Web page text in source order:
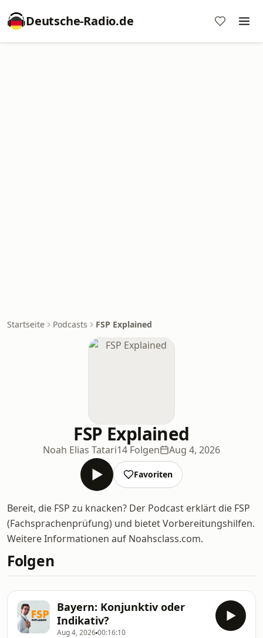
Deutsche-Radio.de
Startseite Podcasts FSP Explained
FSP Explained
Noah Elias Tatari14 Folgen Aug 4, 2026
Favoriten
Bereit, die FSP zu knacken? Der Podcast erklärt die FSP
(Fachsprachenprüfung) und bietet Vorbereitungshilfen.
Weitere Informationen auf Noahsclass.com.
Folgen
Bayern: Konjunktiv oder
Indikativ?
Aug 4, 202600:16:10